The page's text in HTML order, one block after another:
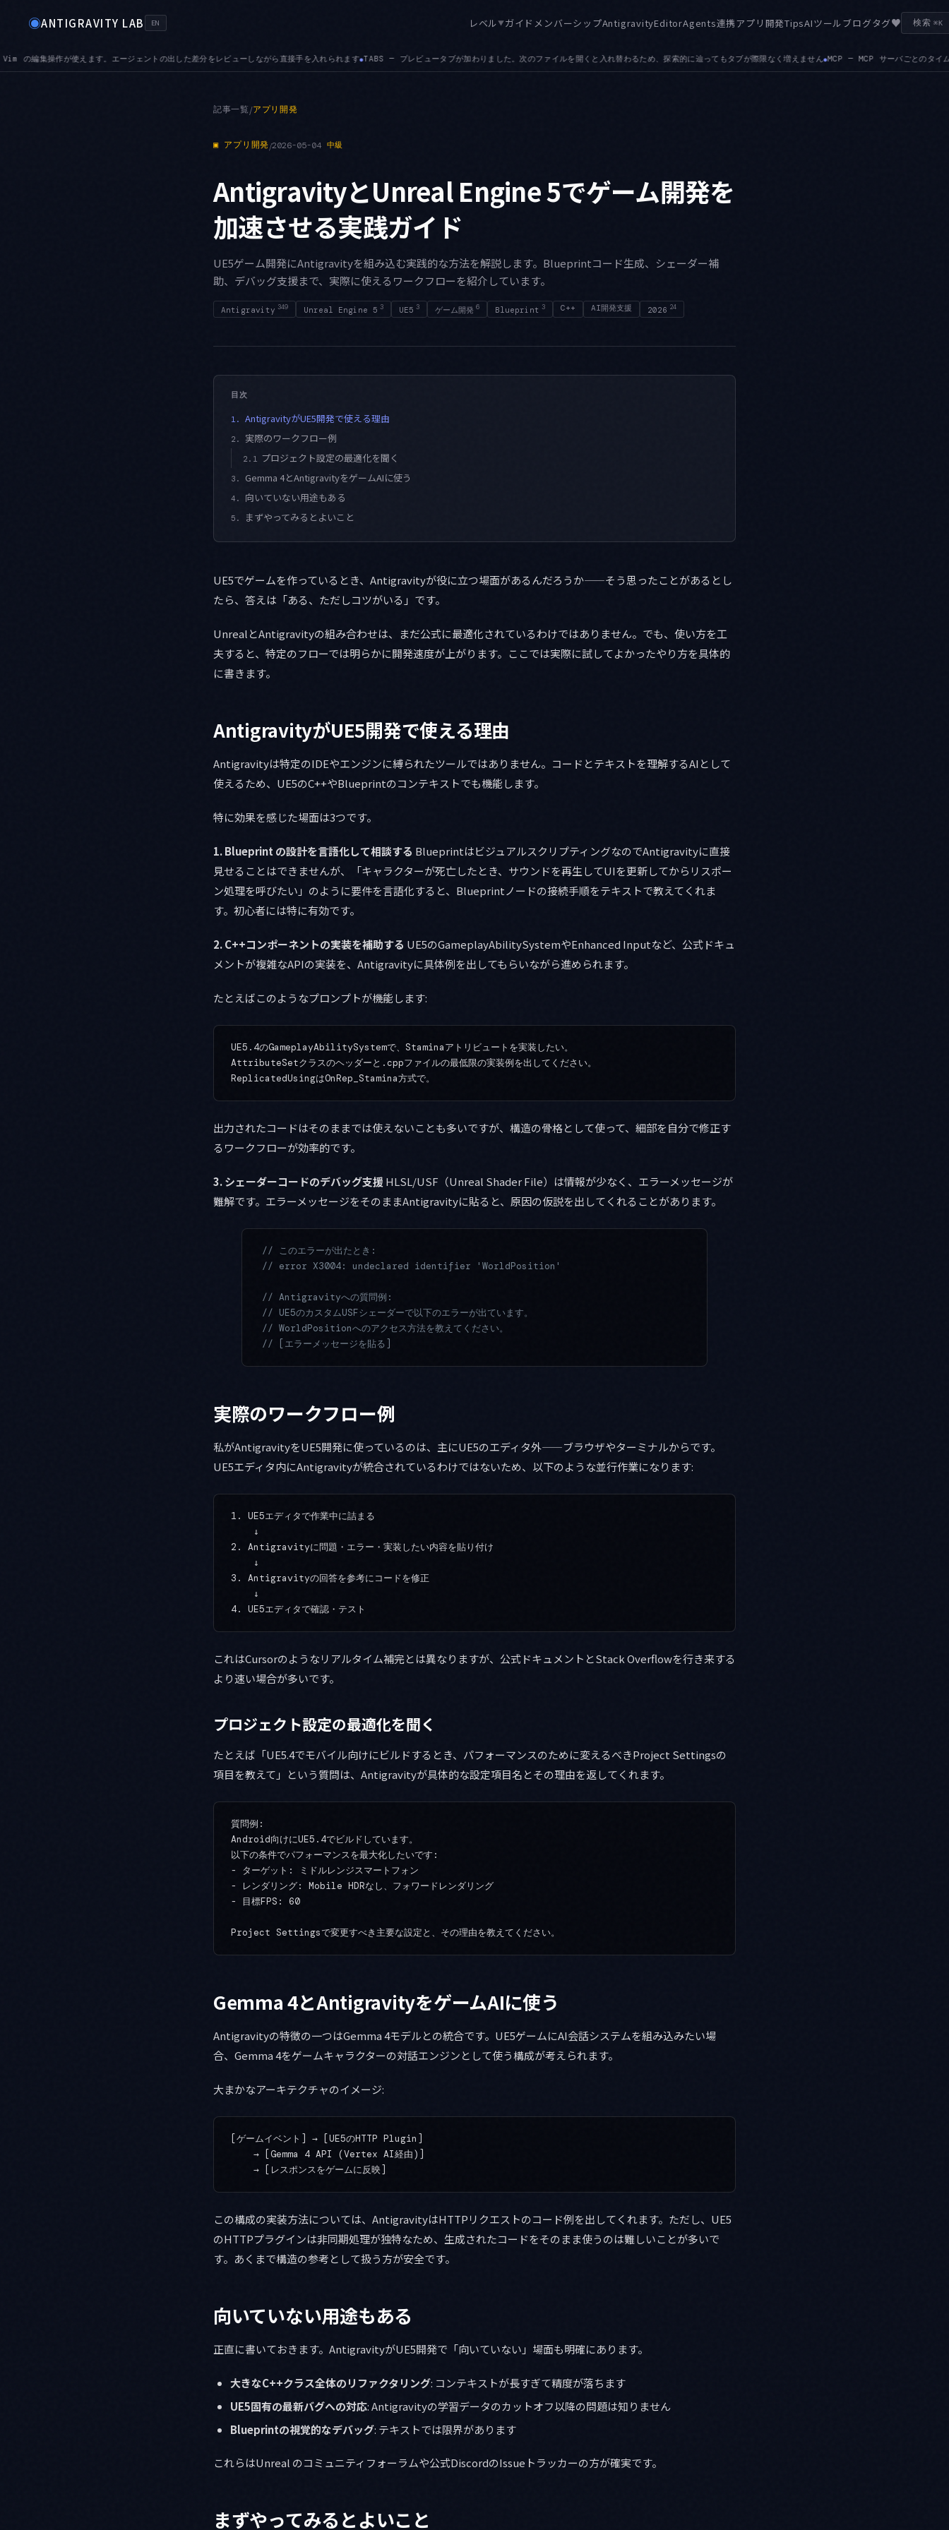
◉ANTIGRAVITY LAB EN レベル▼ガイド メンバーシップAntigravityEditorAgents連携アプリ開発TipsAIツールブログタグ♥ 検索 ⌘K
をレビューしながら直接手を入れられます●TABS — プレビュータブが加わりました。次のファイルを開くと入れ替わるため、探索的に辿ってもタブが際限なく増えません●MCP — MCP サーバごとのタイムアウトを設定できるようになりました。応答の遅い
記事一覧/アプリ開発
▣ アプリ開発/2026-05-04 中級
AntigravityとUnreal Engine 5でゲーム開発を
加速させる実践ガイド
UE5ゲーム開発にAntigravityを組み込む実践的な方法を解説します。Blueprintコード生成、シェーダー補
助、デバッグ支援まで、実際に使えるワークフローを紹介しています。
Antigravity 349 Unreal Engine 5 3 UE5 3 ゲーム開発 6 Blueprint 3 C++ AI開発支援 2026 24
目次
1. AntigravityがUE5開発で使える理由
2. 実際のワークフロー例
2.1 プロジェクト設定の最適化を聞く
3. Gemma 4とAntigravityをゲームAIに使う
4. 向いていない用途もある
5. まずやってみるとよいこと
UE5でゲームを作っているとき、Antigravityが役に立つ場面があるんだろうか——そう思ったことがあるとし
たら、答えは「ある、ただしコツがいる」です。
UnrealとAntigravityの組み合わせは、まだ公式に最適化されているわけではありません。でも、使い方を工
夫すると、特定のフローでは明らかに開発速度が上がります。ここでは実際に試してよかったやり方を具体的
に書きます。
AntigravityがUE5開発で使える理由
Antigravityは特定のIDEやエンジンに縛られたツールではありません。コードとテキストを理解するAIとして
使えるため、UE5のC++やBlueprintのコンテキストでも機能します。
特に効果を感じた場面は3つです。
1. Blueprint の設計を言語化して相談する BlueprintはビジュアルスクリプティングなのでAntigravityに直接
見せることはできませんが、「キャラクターが死亡したとき、サウンドを再生してUIを更新してからリスポー
ン処理を呼びたい」のように要件を言語化すると、Blueprintノードの接続手順をテキストで教えてくれま
す。初心者には特に有効です。
2. C++コンポーネントの実装を補助する UE5のGameplayAbilitySystemやEnhanced Inputなど、公式ドキュ
メントが複雑なAPIの実装を、Antigravityに具体例を出してもらいながら進められます。
たとえばこのようなプロンプトが機能します:
UE5.4のGameplayAbilitySystemで、Staminaアトリビュートを実装したい。
AttributeSetクラスのヘッダーと.cppファイルの最低限の実装例を出してください。
出力されたコードはそのままでは使えないことも多いですが、構造の骨格として使って、細部を自分で修正す
るワークフローが効率的です。
3. シェーダーコードのデバッグ支援 HLSL/USF（Unreal Shader File）は情報が少なく、エラーメッセージが
難解です。エラーメッセージをそのままAntigravityに貼ると、原因の仮説を出してくれることがあります。
// このエラーが出たとき:
// error X3004: undeclared identifier 'WorldPosition'
// Antigravityへの質問例:
// UE5のカスタムUSFシェーダーで以下のエラーが出ています。
// WorldPositionへのアクセス方法を教えてください。
// [エラーメッセージを貼る]
実際のワークフロー例
私がAntigravityをUE5開発に使っているのは、主にUE5のエディタ外——ブラウザやターミナルからです。
UE5エディタ内にAntigravityが統合されているわけではないため、以下のような並行作業になります:
1. UE5エディタで作業中に詰まる
    ↓
2. Antigravityに問題・エラー・実装したい内容を貼り付け
    ↓
3. Antigravityの回答を参考にコードを修正
    ↓
これはCursorのようなリアルタイム補完とは異なりますが、公式ドキュメントとStack Overflowを行き来する
より速い場合が多いです。
プロジェクト設定の最適化を聞く
たとえば「UE5.4でモバイル向けにビルドするとき、パフォーマンスのために変えるべきProject Settingsの
項目を教えて」という質問は、Antigravityが具体的な設定項目名とその理由を返してくれます。
質問例:
Android向けにUE5.4でビルドしています。
以下の条件でパフォーマンスを最大化したいです:
- ターゲット: ミドルレンジスマートフォン
- レンダリング: Mobile HDRなし、フォワードレンダリング
- 目標FPS: 60
Gemma 4とAntigravityをゲームAIに使う
Antigravityの特徴の一つはGemma 4モデルとの統合です。UE5ゲームにAI会話システムを組み込みたい場
合、Gemma 4をゲームキャラクターの対話エンジンとして使う構成が考えられます。
大まかなアーキテクチャのイメージ:
[ゲームイベント] → [UE5のHTTP Plugin]
    → [Gemma 4 API (Vertex AI経由)]
この構成の実装方法については、AntigravityはHTTPリクエストのコード例を出してくれます。ただし、UE5
のHTTPプラグインは非同期処理が独特なため、生成されたコードをそのまま使うのは難しいことが多いで
す。あくまで構造の参考として扱う方が安全です。
向いていない用途もある
正直に書いておきます。AntigravityがUE5開発で「向いていない」場面も明確にあります。
大きなC++クラス全体のリファクタリング: コンテキストが長すぎて精度が落ちます
UE5固有の最新バグへの対応: Antigravityの学習データのカットオフ以降の問題は知りません
Blueprintの視覚的なデバッグ: テキストでは限界があります
これらはUnreal のコミュニティフォーラムや公式DiscordのIssueトラッカーの方が確実です。
まずやってみるとよいこと